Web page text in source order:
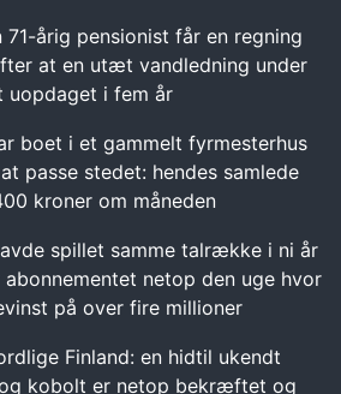
årig pensionist får en regning
at en utæt vandledning under
uopdaget i fem år
boet i et gammelt fyrmesterhus
passe stedet: hendes samlede
kroner om måneden
spillet samme talrække i ni år
netop den uge hvor
på over fire millioner
Finland: en hidtil ukendt
kobolt er netop bekræftet og